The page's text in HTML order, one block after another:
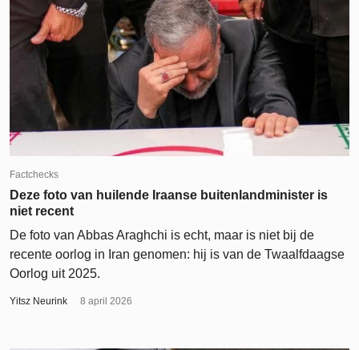
Factchecks
Deze foto van huilende Iraanse buitenlandminister is
niet recent
De foto van Abbas Araghchi is echt, maar is niet bij de
recente oorlog in Iran genomen: hij is van de Twaalfdaagse
Oorlog uit 2025.
Yitsz Neurink 8 april 2026